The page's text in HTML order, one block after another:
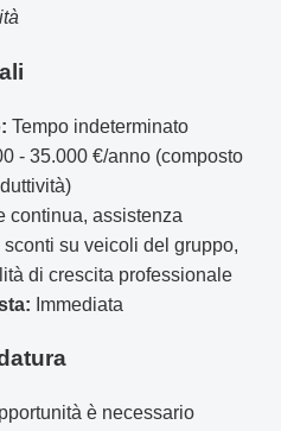
Tempo indeterminato
- 35.000 €/anno (composto
continua, assistenza
su veicoli del gruppo,
di crescita professionale
Immediata
è necessario